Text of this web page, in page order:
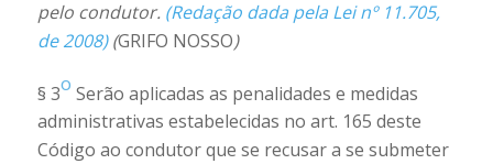
pelo condutor. (Redação dada pela Lei nº 11.705,
de 2008)(GRIFO NOSSO)
§ 3o Serão aplicadas as penalidades e medidas
administrativas estabelecidas no art. 165 deste
Código ao condutor que se recusar a se submeter